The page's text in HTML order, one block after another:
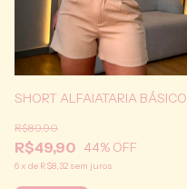
SHORT ALFAIATARIA BÁSICO
R$49,90
R$89,90
44% OFF
6 x de R$8,32 sem juros